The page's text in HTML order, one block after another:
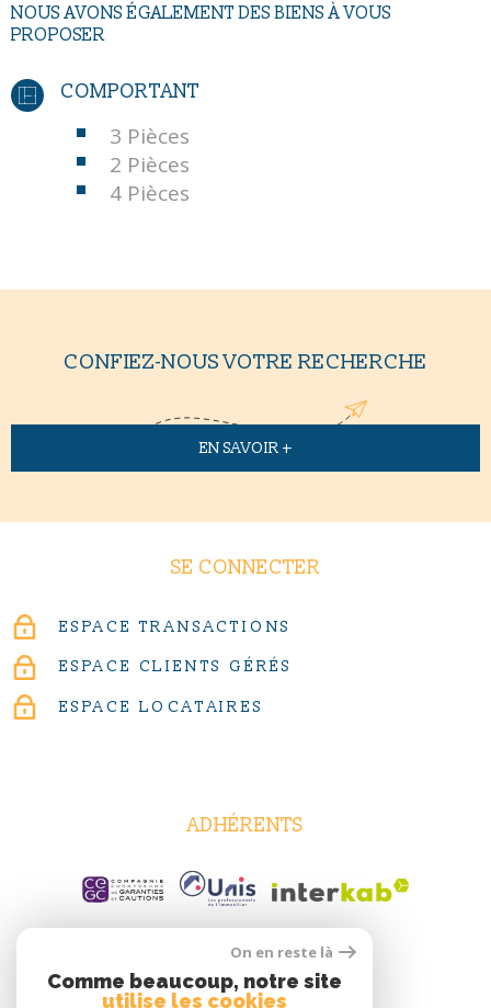
NOUS AVONS ÉGALEMENT DES BIENS À VOUS
PROPOSER
COMPORTANT
3 Pièces
2 Pièces
4 Pièces
CONFIEZ-NOUS VOTRE RECHERCHE
EN SAVOIR +
SE CONNECTER
ESPACE TRANSACTIONS
ESPACE CLIENTS GÉRÉS
ESPACE LOCATAIRES
ADHÉRENTS
On en reste là
Comme beaucoup, notre site
utilise les cookies